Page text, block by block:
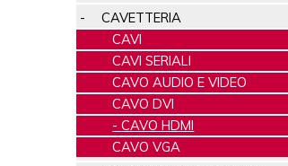
CAVETTERIA
CAVI
CAVI SERIALI
CAVO AUDIO E VIDEO
CAVO DVI
CAVO HDMI
CAVO VGA